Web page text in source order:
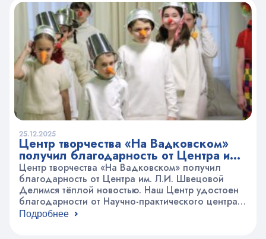
25.12.2025
Центр творчества «На Вадковском»
получил благодарность от Центра им.
Л.И. Швецовой
Центр творчества «На Вадковском» получил
благодарность от Центра им. Л.И. Швецовой
Делимся тёплой новостью. Наш Центр удостоен
благодарности от Научно-практического центра
медико-социальной реабилитации имени Л.И.
Подробнее